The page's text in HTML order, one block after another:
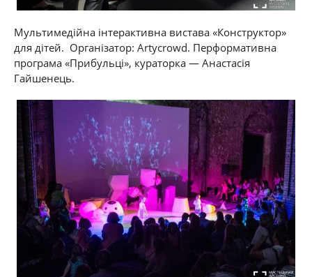
Мультимедійна інтерактивна вистава «Конструктор»
для дітей. Організатор: Artycrowd. Перформативна
програма «Прибульці», кураторка — Анастасія
Гайшенець.